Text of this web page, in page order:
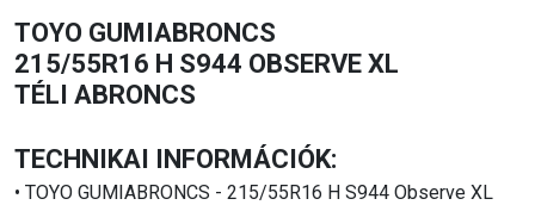
TOYO GUMIABRONCS
215/55R16 H S944 OBSERVE XL
TÉLI ABRONCS
TECHNIKAI INFORMÁCIÓK:
• TOYO GUMIABRONCS - 215/55R16 H S944 Observe XL